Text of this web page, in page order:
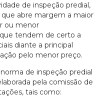
de inspeção predial,
que abre margem a maior
ou menor
tendem de certo a
diante a principal
pelo menor preço.
de inspeção predial
pela comissão de
tais como: